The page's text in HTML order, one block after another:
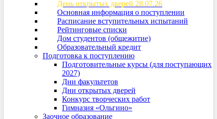
День открытых дверей 28.07.26
Основная информация о поступлении
Расписание вступительных испытаний
Рейтинговые списки
Дом студентов (общежитие)
Образовательный кредит
Подготовка к поступлению
Подготовительные курсы (для поступающих
2027)
Дни факультетов
Дни открытых дверей
Конкурс творческих работ
Гимназия «Ольгино»
Заочное образование